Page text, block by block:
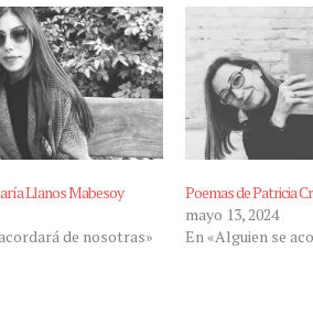
Llanos Mabesoy
de nosotras»
Poemas de Patricia
mayo 13, 2024
En «Alguien se